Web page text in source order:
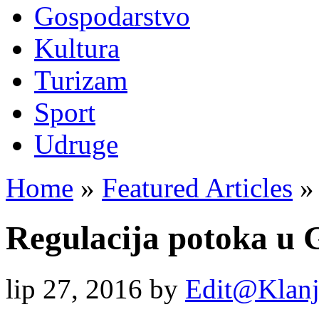
Gospodarstvo
Kultura
Turizam
Sport
Udruge
Home » Featured Articles »
Regulacija potoka u
lip 27, 2016 by